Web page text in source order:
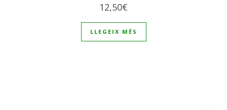
12,50€
LLEGEIX MÉS